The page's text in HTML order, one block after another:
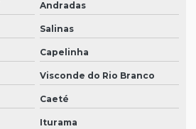
Andradas
Salinas
Capelinha
Visconde do Rio Branco
Caeté
Iturama